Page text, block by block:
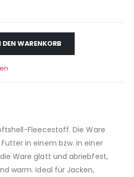
DEN WARENKORB
Fleecestoff. Die Ware
in einem bzw. in einer
Ware glatt und abriebfest,
warm. Ideal für Jacken,